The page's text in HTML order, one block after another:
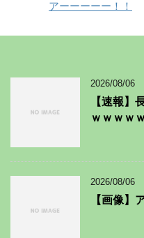
アーーーーー！！
2026/08/06
【速報】
ｗｗｗｗ
2026/08/06
【画像】